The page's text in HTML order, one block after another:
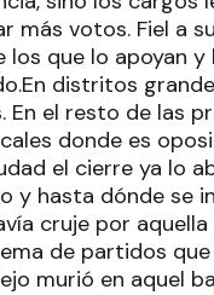
más votos. Fiel a
que lo apoyan
distritos
el resto de las
donde es
el cierre ya lo
y hasta dónde se
cruje por
de partidos
murió en aquel